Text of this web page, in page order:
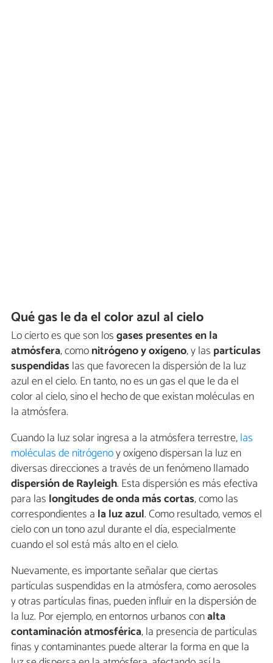
Qué gas le da el color azul al cielo
Lo cierto es que son losgases presentes en la
atmósfera, comonitrógeno y oxígeno, y las partículas
suspendidas las que favorecen la dispersión de la luz
azul en el cielo. En tanto, no es un gas el que le da el
color al cielo, sino el hecho de que existan moléculas en
la atmósfera.
Cuando la luz solar ingresa a la atmósfera terrestre,las
moléculas de nitrógenoy oxígeno dispersan la luz en
diversas direcciones a través de un fenómeno llamado
dispersión de Rayleigh. Esta dispersión es más efectiva
para las longitudes de onda más cortas, como las
correspondientes a la luz azul. Como resultado, vemos el
cielo con un tono azul durante el día, especialmente
cuando el sol está más alto en el cielo.
Nuevamente, es importante señalar que ciertas
partículas suspendidas en la atmósfera, como aerosoles
y otras partículas finas, pueden influir en la dispersión de
la luz. Por ejemplo, en entornos urbanos conalta
contaminación atmosférica, la presencia de partículas
finas y contaminantes puede alterar la forma en que la